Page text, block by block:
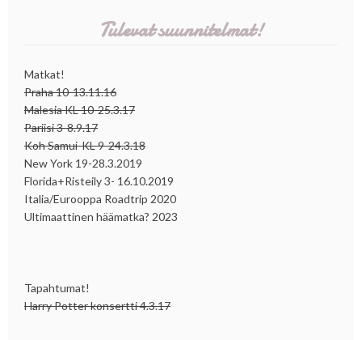
Tulevat suunnitelmat!
Matkat!
Praha 10-13.11.16
Malesia KL 10-25.3.17
Pariisi 3-8.9.17
Koh Samui-KL 9-24.3.18
New York 19-28.3.2019
Florida+Risteily 3- 16.10.2019
Italia/Eurooppa Roadtrip 2020
Ultimaattinen häämatka? 2023
Tapahtumat!
Harry Potter konsertti 4.3.17